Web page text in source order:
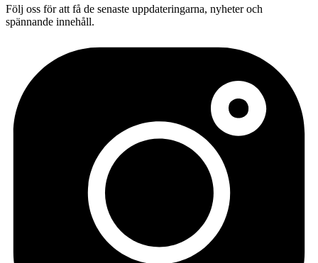
Följ oss för att få de senaste uppdateringarna, nyheter och
spännande innehåll.